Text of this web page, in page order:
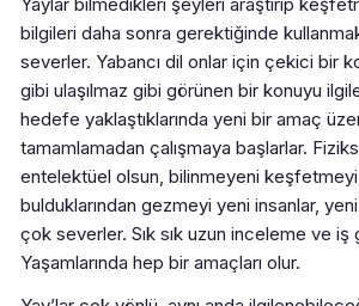
bilgileri daha sonra gerektiğinde
severler. Yabancı dil onlar için çekici bir
gibi ulaşılmaz gibi görünen bir konuyu
hedefe yaklaştıklarında yeni bir amaç
tamamlamadan çalışmaya başlarlar.
entelektüel olsun, bilinmeyeni
bulduklarından gezmeyi yeni insanlar,
çok severler. Sık sık uzun inceleme ve iş
Yaşamlarında hep bir amaçları olur.